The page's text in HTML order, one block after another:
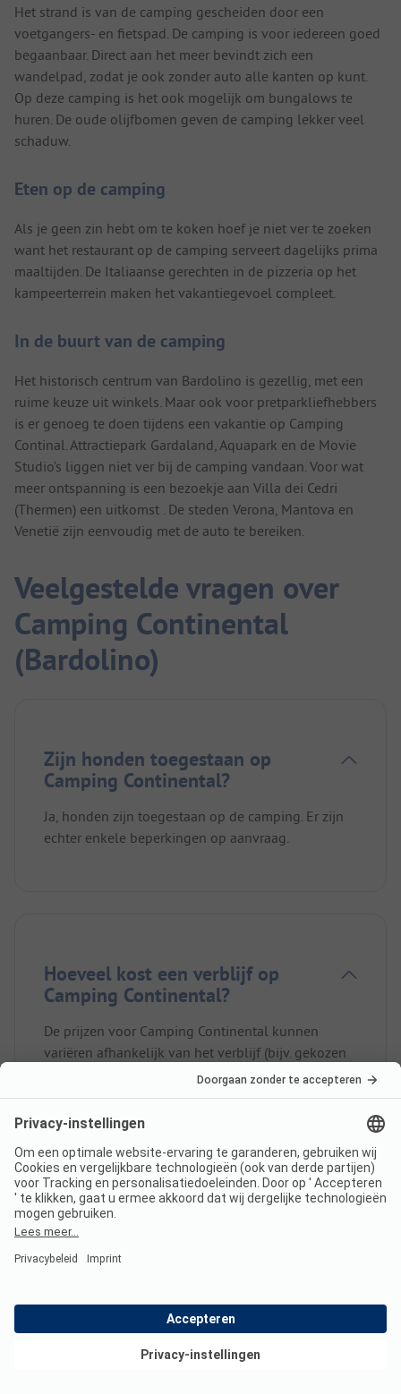
Het strand is van de camping gescheiden door een
voetgangers- en fietspad. De camping is voor iedereen goed
begaanbaar. Direct aan het meer bevindt zich een
wandelpad, zodat je ook zonder auto alle kanten op kunt.
Op deze camping is het ook mogelijk om bungalows te
huren. De oude olijfbomen geven de camping lekker veel
schaduw.
Eten op de camping
Als je geen zin hebt om te koken hoef je niet ver te zoeken
want het restaurant op de camping serveert dagelijks prima
maaltijden. De Italiaanse gerechten in de pizzeria op het
kampeerterrein maken het vakantiegevoel compleet.
In de buurt van de camping
Het historisch centrum van Bardolino is gezellig, met een
ruime keuze uit winkels. Maar ook voor pretparkliefhebbers
is er genoeg te doen tijdens een vakantie op Camping
Continal. Attractiepark Gardaland, Aquapark en de Movie
Studio’s liggen niet ver bij de camping vandaan. Voor wat
meer ontspanning is een bezoekje aan Villa dei Cedri
(Thermen) een uitkomst . De steden Verona, Mantova en
Venetië zijn eenvoudig met de auto te bereiken.
Veelgestelde vragen over
Camping Continental
(Bardolino)
Zijn honden toegestaan op
Camping Continental?
Ja, honden zijn toegestaan op de camping. Er zijn
echter enkele beperkingen op aanvraag.
Hoeveel kost een verblijf op
Camping Continental?
De prijzen voor Camping Continental kunnen
variëren afhankelijk van het verblijf (bijv. gekozen
Lees meer over de prijzen op
deze pagina.
Heeft Camping Continental
sanitair voor minder validen?
sanitaire cabines ook sanitair voor minder validen.
Bekijk deals